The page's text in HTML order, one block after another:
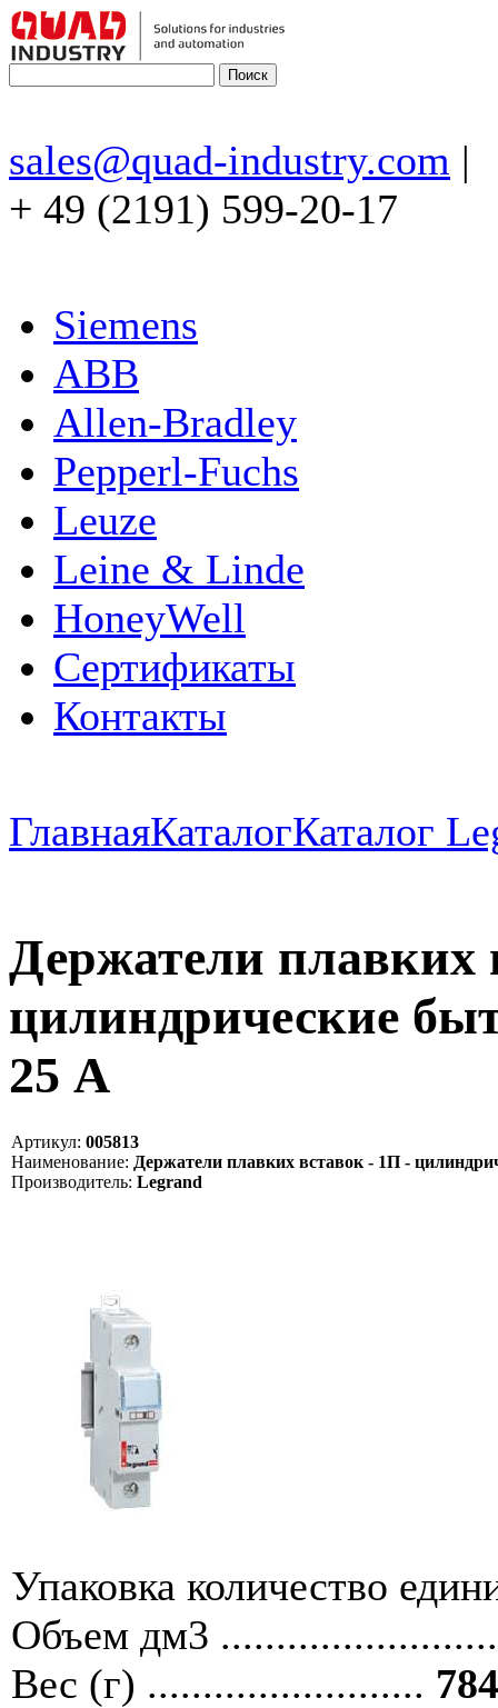
sales@quad-industry.com |
+ 49 (2191) 599-20-17
Siemens
ABB
Allen-Bradley
Pepperl-Fuchs
Leuze
Leine & Linde
HoneyWell
Сертификаты
Контакты
ГлавнаяКаталогКаталог
Держатели плавких
цилиндрические
25 А
Артикул: 005813
Наименование: Держатели плавких вставок - 1П -
Производитель: Legrand
Упаковка количество
Объем дм3
Вес (г) .........................